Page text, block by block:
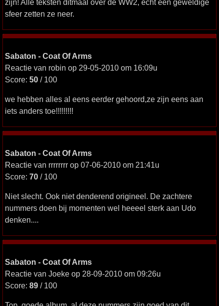
zijn! Alle teksten ditmaal over de WW2, echt een geweldige
sfeer zetten ze neer.
Sabaton - Coat Of Arms
Reactie van robin op 29-05-2010 om 16:09u
Score: 50 / 100
we hebben alles al eens eerder gehoord,ze zijn eens aan
iets anders toe!!!!!!!!!
Sabaton - Coat Of Arms
Reactie van rrrrrrrr op 07-06-2010 om 21:41u
Score: 70 / 100
Niet slecht. Ook niet denderend origineel. De zachtere
nummers doen bij momenten wel heeeel sterk aan Udo
denken....
Sabaton - Coat Of Arms
Reactie van Joeke op 28-09-2010 om 09:26u
Score: 89 / 100